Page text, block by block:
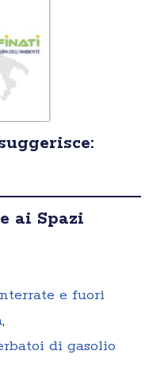
ai Spazi
e fuori
,
di gasolio